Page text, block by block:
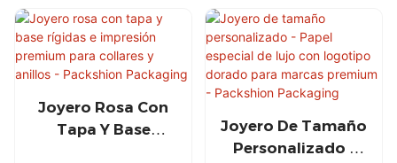
Joyero Rosa Con
Tapa Y Base
Joyero De Tamaño
Personalizado -